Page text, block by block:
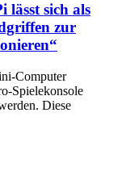
lässt sich als
zur
Computer
Spielekonsole
Diese